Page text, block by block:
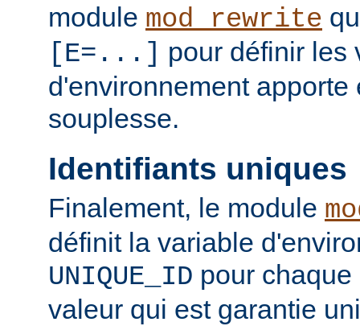
module mod_rewrite
[E=...] pour définir les
d'environnement apporte
souplesse.
Identifiants uniques
Finalement, le module
définit la variable
UNIQUE_ID pour
valeur qui est garantie